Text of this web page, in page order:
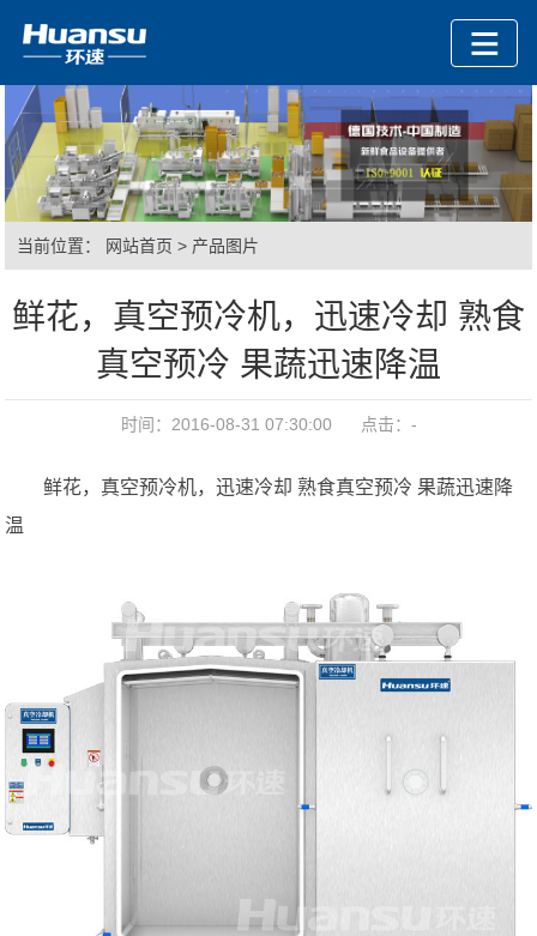
当前位置： 网站首页 > 产品图片
鲜花，真空预冷机，迅速冷却 熟食
真空预冷 果蔬迅速降温
时间：2016-08-31 07:30:00 点击： -
鲜花，真空预冷机，迅速冷却 熟食真空预冷 果蔬迅速降
温